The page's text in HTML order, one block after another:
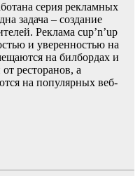
серия рекламных
задача – создание
Реклама cup’n’up
и уверенностью на
на билбордах и
ресторанов, а
на популярных веб-